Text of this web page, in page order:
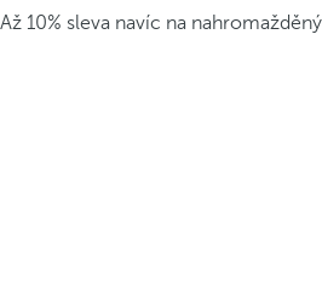
Až 10% sleva navíc na